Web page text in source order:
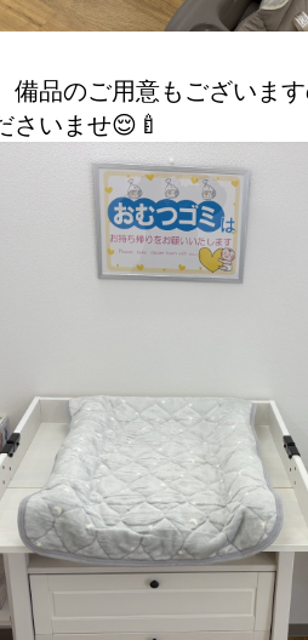
備品のご用意もございま
さいませ😌🍼